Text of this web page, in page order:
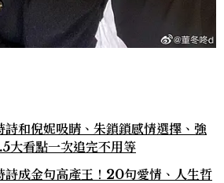
詩和倪妮吸睛、朱鎖鎖感情選擇、強
大看點一次追完不用等
詩成金句高產王！20句愛情、人生哲